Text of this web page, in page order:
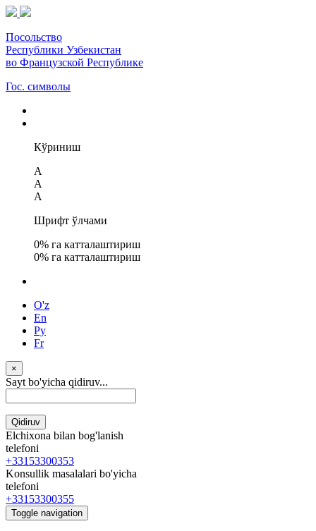
Посольство
Республики Узбекистан
во Французской Республике
Гос. символы
Кўриниш
A
A
A
Шрифт ўлчами
0% га катталаштириш
0% га катталаштириш
O'z
En
Ру
Fr
×
Sayt bo'yicha qidiruv...
Qidiruv
Elchixona bilan bog'lanish
telefoni
+33153300353
Konsullik masalalari bo'yicha
telefoni
+33153300355
Toggle navigation